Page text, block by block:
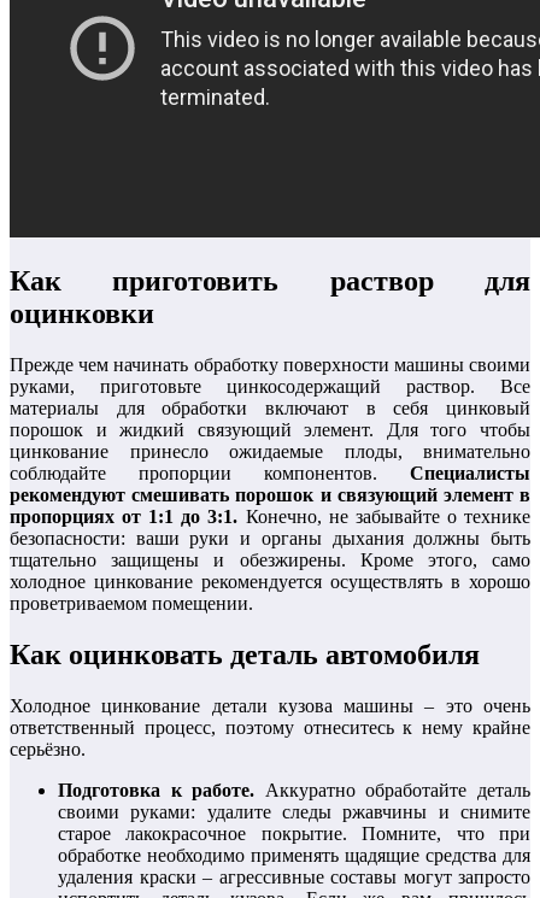
Как приготовить раствор для
оцинковки
Прежде чем начинать обработку поверхности машины своими
руками, приготовьте цинкосодержащий раствор. Все
материалы для обработки включают в себя цинковый
порошок и жидкий связующий элемент. Для того чтобы
цинкование принесло ожидаемые плоды, внимательно
соблюдайте пропорции компонентов. Специалисты
рекомендуют смешивать порошок и связующий элемент в
пропорциях от 1:1 до 3:1. Конечно, не забывайте о технике
безопасности: ваши руки и органы дыхания должны быть
тщательно защищены и обезжирены. Кроме этого, само
холодное цинкование рекомендуется осуществлять в хорошо
проветриваемом помещении.
Как оцинковать деталь автомобиля
Холодное цинкование детали кузова машины – это очень
ответственный процесс, поэтому отнеситесь к нему крайне
серьёзно.
Подготовка к работе. Аккуратно обработайте деталь
своими руками: удалите следы ржавчины и снимите
старое лакокрасочное покрытие. Помните, что при
обработке необходимо применять щадящие средства для
удаления краски – агрессивные составы могут запросто